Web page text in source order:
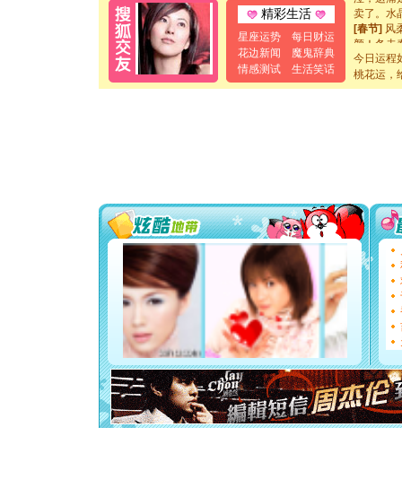
精彩生活
星座运势
每日财运
花边新闻
魔鬼辞典
情感测试
生活笑话
卖了。水
[春节] 风
颜！冬去
道一声平
[春节]传
片叶子是
[圣诞节]
如意,快
[元旦]看
断电。
你是我
[元旦]
如
起；二
离。水
[元旦]
当
泣，这
卖了。
[春节]风
颜！冬去
道一声平
[春节]传
今日运程
桃花运，